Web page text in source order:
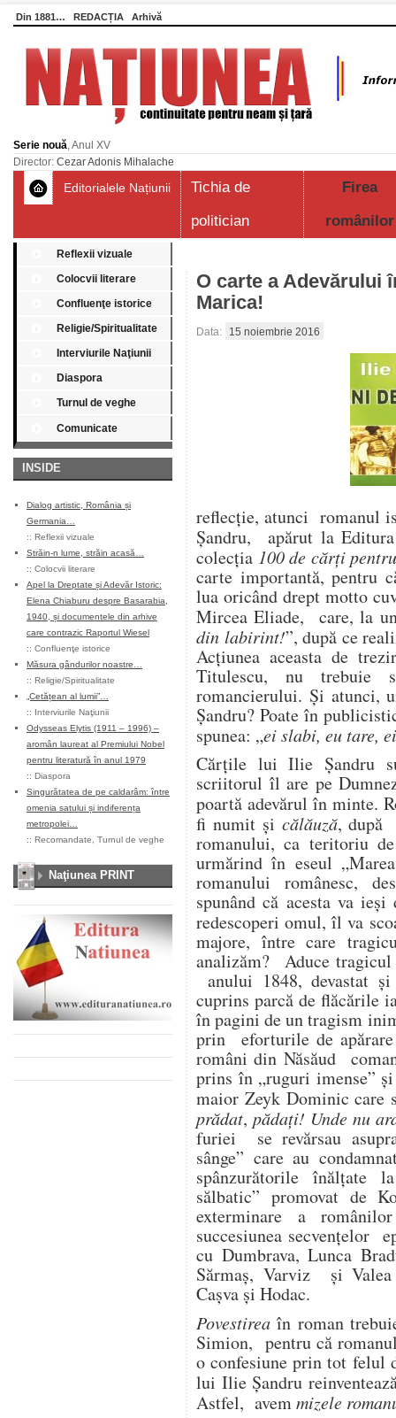
Din 1881… REDACȚIA Arhivă
Serie nouă, Anul XV
Director: Cezar Adonis Mihalache
Editorialele Națiunii
Tichia de
politician
Firea
românilor
Reflexii vizuale
Colocvii literare
Confluenţe istorice
Religie/Spiritualitate
Interviurile Naţiunii
Diaspora
Turnul de veghe
Comunicate
INSIDE
Dialog artistic, România și
Germania…
:: Reflexii vizuale
Străin-n lume, străin acasă…
:: Colocvii literare
Apel la Dreptate și Adevăr Istoric:
Elena Chiaburu despre Basarabia,
1940, și documentele din arhive
care contrazic Raportul Wiesel
:: Confluenţe istorice
Măsura gândurilor noastre…
:: Religie/Spiritualitate
„Cetățean al lumii”…
:: Interviurile Naţiunii
Odysseas Elytis (1911 – 1996) –
aromân laureat al Premiului Nobel
pentru literatură în anul 1979
:: Diaspora
Singurătatea de pe caldarâm: între
omenia satului și indiferența
metropolei…
:: Recomandate Turnul de veghe
Naţiunea PRINT
O carte a Adevărului
Marica!
Data: 15 noiembrie 2016
reflecţie, atunci romanul
Şandru, apărut la
colecţia 100 de cărţi
carte importantă, pentru
lua oricând drept motto
Mircea Eliade, care, la
din labirint!”, după ce
Acţiunea aceasta de
Titulescu, nu trebuie
romancierului. Şi atunci,
Şandru? Poate în
spunea: „ei slabi, eu tare,
Cărţile lui Ilie Şandru
scriitorul îl are pe
poartă adevărul în minte.
fi numit şi călăuză, după
romanului, ca teritoriu
urmărind în eseul
romanului românesc,
spunând că acesta va
redescoperi omul, îl va
majore, între care
analizăm? Aduce
anului 1848, devastat
cuprins parcă de flăcările
în pagini de un tragism
prin eforturile de
români din Năsăud
prins în „ruguri imense”
maior Zeyk Dominic
prădat, pădaţi! Unde nu
furiei se revărsau
sânge” care au
spânzurătorile înălţate
sălbatic” promovat de
exterminare a
succesiunea secvenţelor
cu Dumbrava, Lunca
Sărmaş, Varviz şi
Caşva şi Hodac.
Povestirea în roman
Simion, pentru că
o confesiune prin tot felul
lui Ilie Şandru
Astfel, avemmizele